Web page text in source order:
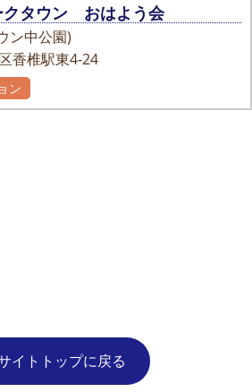
クタウン おはよう会
ン中公園)
香椎駅東4-24
ン
イトトップに戻る